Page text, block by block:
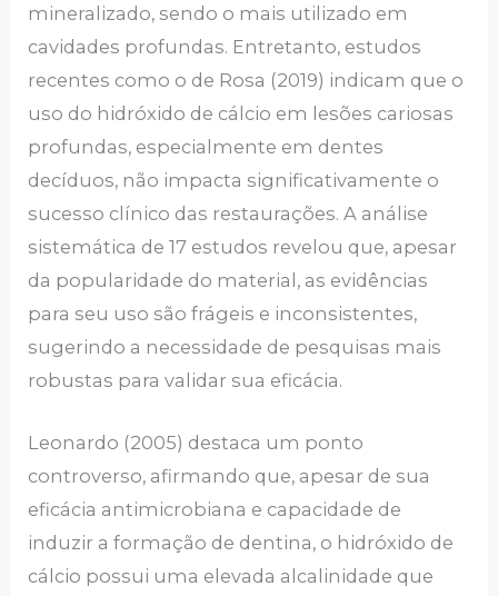
mineralizado, sendo o mais utilizado em
cavidades profundas. Entretanto, estudos
recentes como o de Rosa (2019) indicam que o
uso do hidróxido de cálcio em lesões cariosas
profundas, especialmente em dentes
decíduos, não impacta significativamente o
sucesso clínico das restaurações. A análise
sistemática de 17 estudos revelou que, apesar
da popularidade do material, as evidências
para seu uso são frágeis e inconsistentes,
sugerindo a necessidade de pesquisas mais
robustas para validar sua eficácia.
Leonardo (2005) destaca um ponto
controverso, afirmando que, apesar de sua
eficácia antimicrobiana e capacidade de
induzir a formação de dentina, o hidróxido de
cálcio possui uma elevada alcalinidade que